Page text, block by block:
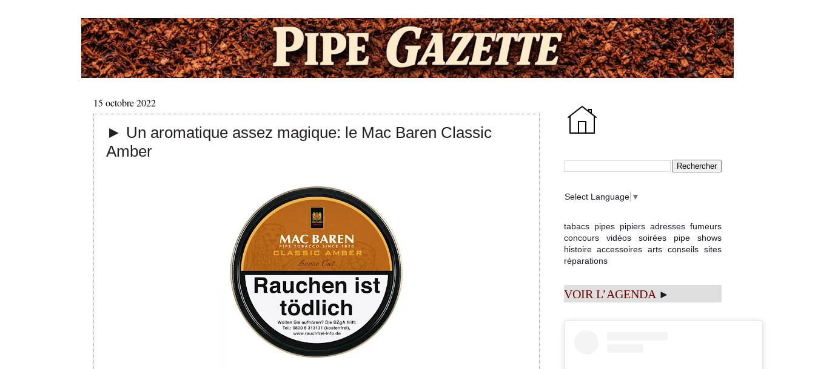
15 octobre 2022
► Un aromatique assez magique: le Mac Baren Classic
Amber
Select Language ▼
tabacs pipes pipiers adresses fumeurs
concours
vidéos soirées
pipe shows
histoire accessoires arts conseils sites
réparations
VOIR L’AGENDA ►